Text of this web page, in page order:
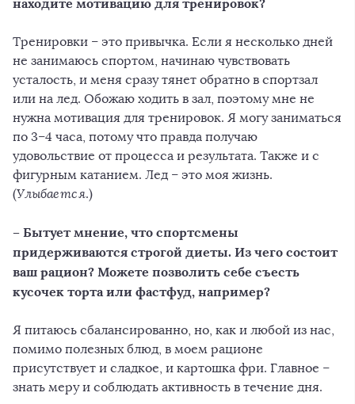
Тренировки – это привычка. Если я несколько дней
не занимаюсь спортом, начинаю чувствовать
усталость, и меня сразу тянет обратно в спортзал
или на лед. Обожаю ходить в зал, поэтому мне не
нужна мотивация для тренировок. Я могу заниматься
по 3–4 часа, потому что правда получаю
удовольствие от процесса и результата. Также и с
фигурным катанием. Лед – это моя жизнь.
(Улыбается.)
– Бытует мнение, что спортсмены
придерживаются строгой диеты. Из чего состоит
ваш рацион? Можете позволить себе съесть
кусочек торта или фастфуд, например?
Я питаюсь сбалансированно, но, как и любой из нас,
помимо полезных блюд, в моем рационе
присутствует и сладкое, и картошка фри. Главное –
знать меру и соблюдать активность в течение дня.